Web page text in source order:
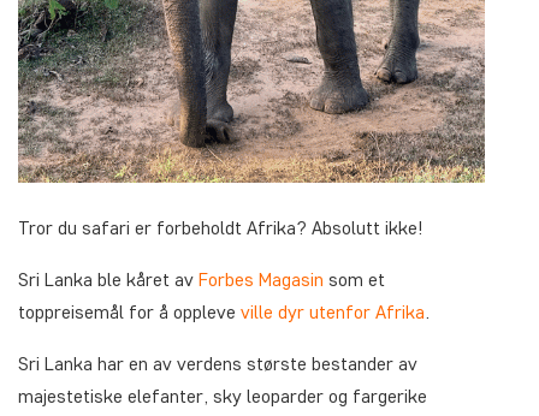
Tror du safari er forbeholdt Afrika? Absolutt ikke!
Sri Lanka ble kåret av Forbes Magasin som et
toppreisemål for å oppleve ville dyr utenfor Afrika.
Sri Lanka har en av verdens største bestander av
majestetiske elefanter, sky leoparder og fargerike